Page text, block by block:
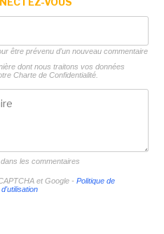
être prévenu d'un nouveau commentaire
dont nous traitons vos données
Charte de Confidentialité.
les commentaires
et Google - Politique de